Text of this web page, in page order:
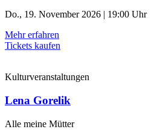
Do., 19. November 2026 | 19:00 Uhr
Mehr erfahren
Tickets kaufen
Kulturveranstaltungen
Lena Gorelik
Alle meine Mütter